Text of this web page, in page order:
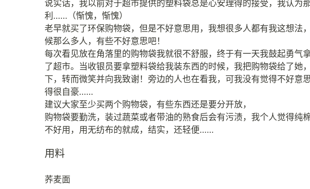
说实话，我以前对于超市提供的塑料袋总是心安理得的接受，我认为
利……（惭愧，惭愧）
老早就买了环保购物袋，但是不好意思用，我想很多人都有我这想法
候那么多人，有些不好意思吧！
每次看见放在角落里的购物袋我就很不舒服，终于有一天我鼓起勇气
了超市。当收银员要拿塑料袋给我装东西的时候，我把购物袋给了她
下，转而微笑并向我致谢！旁边的人也在看我，可我没有觉得不好意
得很自豪……
建议大家至少买两个购物袋，有些东西还是要分开放，
购物袋要勤洗，装过蔬菜或者带油的熟食后会有污渍，我个人觉得纯
用料
荞麦面